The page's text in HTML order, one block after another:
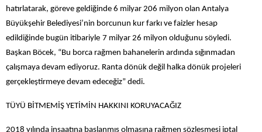
hatırlatarak, göreve geldiğinde 6 milyar 206 milyon olan Antalya
Büyükşehir Belediyesi’nin borcunun kur farkı ve faizler hesap
edildiğinde bugün itibariyle 7 milyar 26 milyon olduğunu söyledi.
Başkan Böcek, “Bu borca rağmen bahanelerin ardında sığınmadan
çalışmaya devam ediyoruz. Ranta dönük değil halka dönük projeleri
gerçekleştirmeye devam edeceğiz” dedi.
TÜYÜ BİTMEMİŞ YETİMİN HAKKINI KORUYACAĞIZ
2018 yılında inşaatına başlanmış olmasına rağmen sözleşmesi iptal